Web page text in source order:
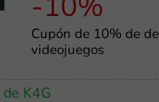
-10%
Cupón de 10% de
videojuegos
de K4G